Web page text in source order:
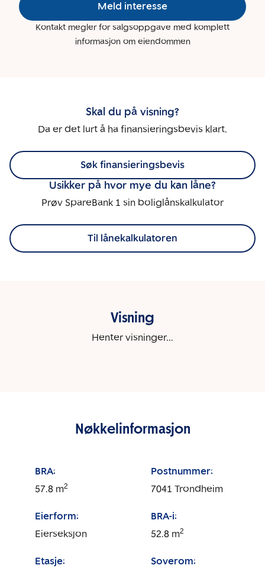
Meld interesse
Kontakt megler for salgsoppgave med komplett
informasjon om eiendommen
Skal du på visning?
Da er det lurt å ha finansieringsbevis klart.
Søk finansieringsbevis
Usikker på hvor mye du kan låne?
Prøv SpareBank 1 sin boliglånskalkulator
Til lånekalkulatoren
Visning
Henter visninger...
Nøkkelinformasjon
BRA:
57.8 m2
Postnummer:
7041 Trondheim
Eierform:
Eierseksjon
BRA-i:
52.8 m2
Etasje:
Soverom: